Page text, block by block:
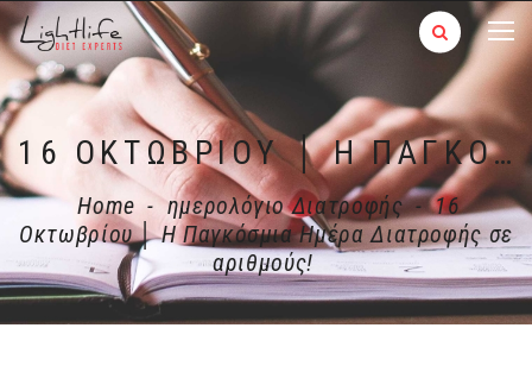
16 ΟΚΤΩΒΡΊΟΥ │ Η ΠΑΓΚΌΣΜΙΑ ΗΜΈΡΑ ΔΙΑΤΡΟΦΉΣ ΣΕ ΑΡΙΘΜΟΎΣ!
Home - ημερολόγιο Διατροφής - 16
Οκτωβρίου │ Η Παγκόσμια Ημέρα Διατροφής σε
αριθμούς!